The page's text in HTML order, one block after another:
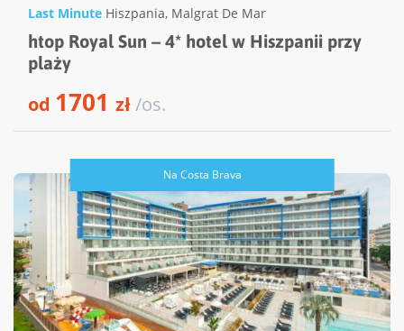
Last Minute Hiszpania, Malgrat De Mar
htop Royal Sun – 4* hotel w Hiszpanii przy
plaży
od 1701 zł/os.
Na Costa Brava